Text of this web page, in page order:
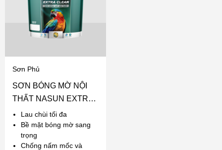
Sơn Phủ
SƠN BÓNG MỜ NỘI
THẤT NASUN EXTRA
CLEAN
Lau chùi tối đa
Bề mặt bóng mờ sang
trọng
Chống nấm mốc và